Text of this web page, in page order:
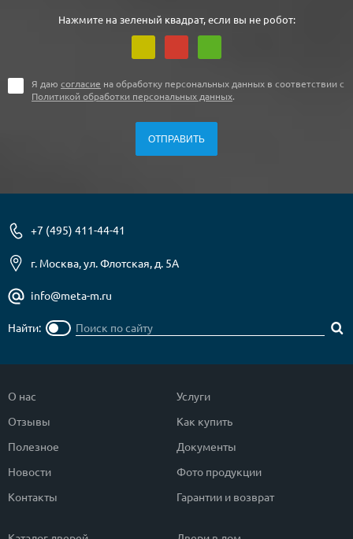
Нажмите на зеленый квадрат, если вы не робот:
Я даю согласие на обработку персональных данных в соответствии с
Политикой обработки персональных данных.
+7 (495) 411-44-41
г. Москва, ул. Флотская, д. 5А
info@meta-m.ru
Найти:
О нас
Отзывы
Полезное
Новости
Контакты
Услуги
Как купить
Документы
Фото продукции
Гарантии и возврат